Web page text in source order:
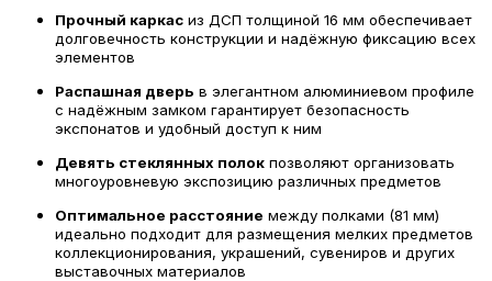
Прочный каркас из ДСП толщиной 16 мм обеспечивает
долговечность конструкции и надёжную фиксацию всех
элементов
Распашная дверь в элегантном алюминиевом профиле
с надёжным замком гарантирует безопасность
экспонатов и удобный доступ к ним
Девять стеклянных полок позволяют организовать
многоуровневую экспозицию различных предметов
Оптимальное расстояние между полками (81 мм)
идеально подходит для размещения мелких предметов
коллекционирования, украшений, сувениров и других
выставочных материалов